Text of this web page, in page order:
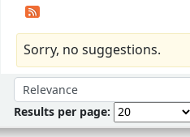
Sorry, no suggestions.
Sort by:
Results per page: